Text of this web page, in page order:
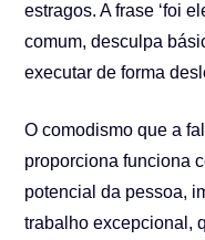
estragos. A frase ‘foi
comum, desculpa
executar de forma
O comodismo que a
proporciona funciona
potencial da pessoa,
trabalho excepcional,